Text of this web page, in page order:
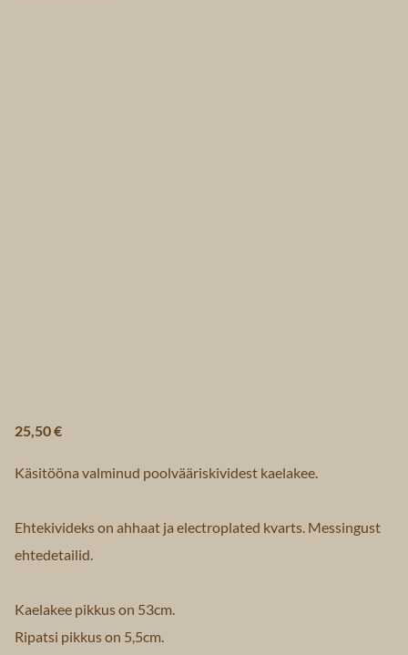
25,50 €
Käsitööna valminud poolvääriskividest kaelakee.
Ehtekivideks on ahhaat ja electroplated kvarts. Messingust
ehtedetailid.
Kaelakee pikkus on 53cm.
Ripatsi pikkus on 5,5cm.